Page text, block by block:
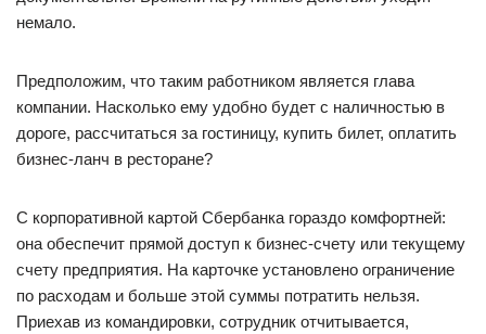
немало.
Предположим, что таким работником является глава
компании. Насколько ему удобно будет с наличностью в
дороге, рассчитаться за гостиницу, купить билет, оплатить
бизнес-ланч в ресторане?
С корпоративной картой Сбербанка гораздо комфортней:
она обеспечит прямой доступ к бизнес-счету или текущему
счету предприятия. На карточке установлено ограничение
по расходам и больше этой суммы потратить нельзя.
Приехав из командировки, сотрудник отчитывается,